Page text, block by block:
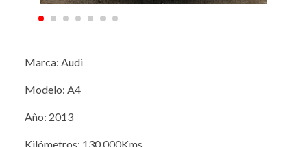
Marca: Audi
Modelo: A4
Año: 2013
Kilómetros: 130.000Kms